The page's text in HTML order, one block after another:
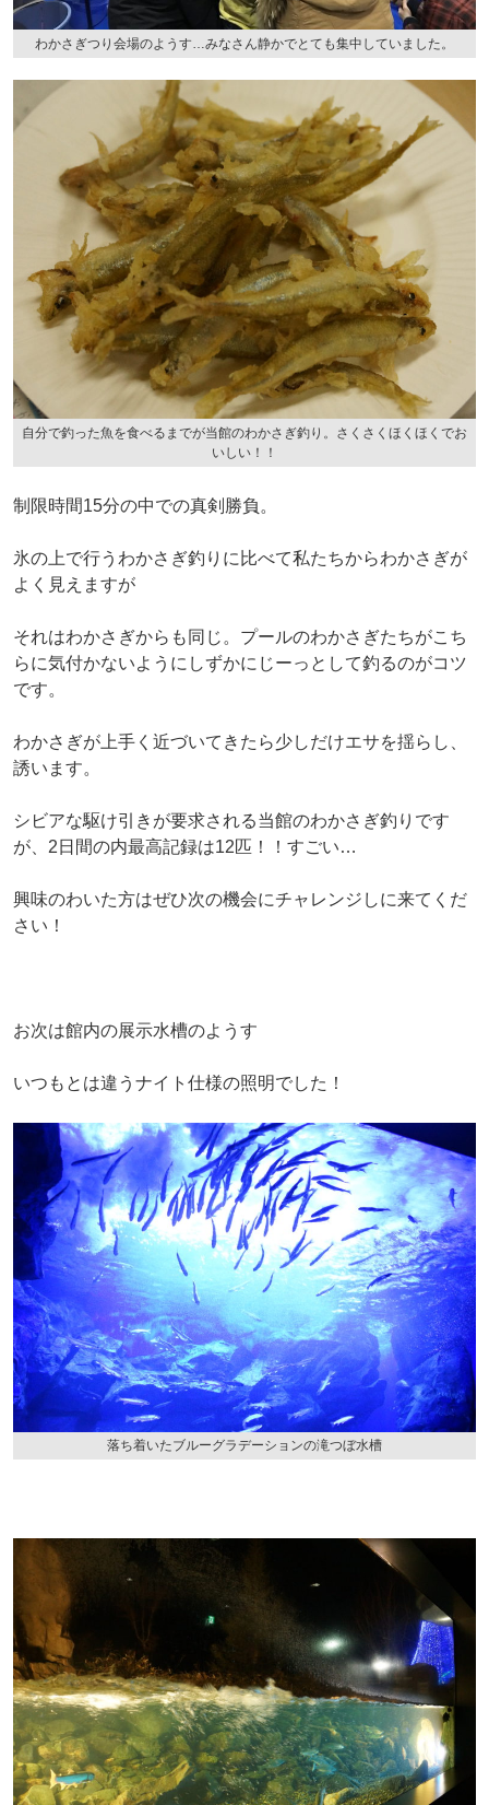
わかさぎつり会場のようす…みなさん静かでとても集中していました。
自分で釣った魚を食べるまでが当館のわかさぎ釣り。さくさくほくほくでお
いしい！！
制限時間15分の中での真剣勝負。
氷の上で行うわかさぎ釣りに比べて私たちからわかさぎが
よく見えますが
それはわかさぎからも同じ。プールのわかさぎたちがこち
らに気付かないようにしずかにじーっとして釣るのがコツ
です。
わかさぎが上手く近づいてきたら少しだけエサを揺らし、
誘います。
シビアな駆け引きが要求される当館のわかさぎ釣りです
が、2日間の内最高記録は12匹！！すごい…
興味のわいた方はぜひ次の機会にチャレンジしに来てくだ
さい！
お次は館内の展示水槽のようす
いつもとは違うナイト仕様の照明でした！
落ち着いたブルーグラデーションの滝つぼ水槽